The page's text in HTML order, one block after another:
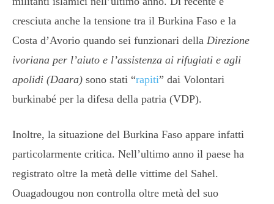
cresciuta anche la tensione tra il Burkina Faso e la
Costa d’Avorio quando sei funzionari della Direzione
ivoriana per l’aiuto e l’assistenza ai rifugiati e agli
apolidi (Daara) sono stati “rapiti” dai Volontari
burkinabé per la difesa della patria (VDP).
Inoltre, la situazione del Burkina Faso appare infatti
particolarmente critica. Nell’ultimo anno il paese ha
registrato oltre la metà delle vittime del Sahel.
Ouagadougou non controlla oltre metà del suo